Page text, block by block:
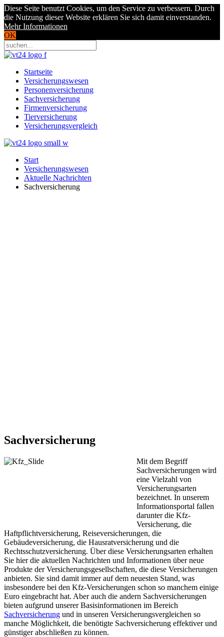
Diese Seite benutzt Cookies, um den Service zu verbessern. Durch
die Nutzung dieser Website erklären Sie sich damit einverstanden.
Mehr Informationen
OK
Startseite
Versicherungswesen
Personenversicherung
Sachversicherung
Firmenversicherung
Tierversicherung
Versicherungsvergleich
Start
Versicherungswesen
Aktuelle Nachrichten
Sachversicherung
Sachversicherung
Mit dem Begriff
Sachversicherungen wird
eine Vielzahl von
Versicherungsarten
bezeichnet. In unserem
Informationsportal fallen
darunter die Kfz-
Versicherung, die
Haftpflichtversicherung, Reiseversicherungen, die
Gebäudeversicherung, die Hausratversicherung und die
Rechtsschutzversicherung. Über diese Versicherungsarten erhalten
Sie hier die aktuellen Nachrichten und Informationen über neue
Produkte der Versicherungsgesellschaften, die diese Versicherungen
anbieten. Sie sind damit immer auf dem neuesten Stand, was
insbesondere bei den Kfz-Versicherungen schon so manchem einige
Euro eingebracht hat. Aber auch die andern Sachversicherungen
bieten aufgrund unserer Basisinformationen im Bereich
Sachversicherung und in unseren Versicherungsvergleichen so
manche Möglichkeit, die benötigte Sachversicherung effektiver und
günstiger abschließen zu können.